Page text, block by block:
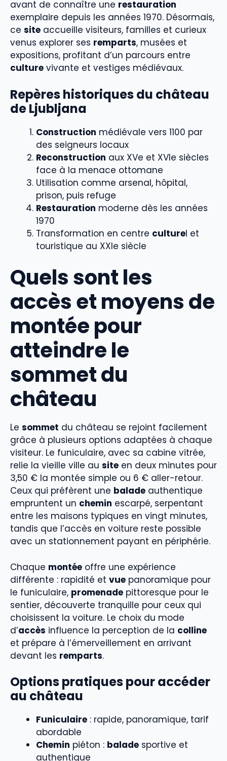
avant de connaître une restauration
exemplaire depuis les années 1970. Désormais,
ce site accueille visiteurs, familles et curieux
venus explorer ses remparts, musées et
expositions, profitant d’un parcours entre
culture vivante et vestiges médiévaux.
Repères historiques du château
de Ljubljana
Construction médiévale vers 1100 par
des seigneurs locaux
Reconstruction aux XVe et XVIe siècles
face à la menace ottomane
Utilisation comme arsenal, hôpital,
prison, puis refuge
Restauration moderne dès les années
1970
Transformation en centre culturel et
touristique au XXIe siècle
Quels sont les
accès et moyens de
montée pour
atteindre le
sommet du
château
Le sommet du château se rejoint facilement
grâce à plusieurs options adaptées à chaque
visiteur. Le funiculaire, avec sa cabine vitrée,
relie la vieille ville au site en deux minutes pour
3,50 € la montée simple ou 6 € aller-retour.
Ceux qui préfèrent une balade authentique
empruntent un chemin escarpé, serpentant
entre les maisons typiques en vingt minutes,
tandis que l’accès en voiture reste possible
avec un stationnement payant en périphérie.
Chaque montée offre une expérience
différente : rapidité et vue panoramique pour
le funiculaire, promenade pittoresque pour le
sentier, découverte tranquille pour ceux qui
choisissent la voiture. Le choix du mode
d’accès influence la perception de la colline
et prépare à l’émerveillement en arrivant
devant les remparts.
Options pratiques pour accéder
au château
Funiculaire : rapide, panoramique, tarif
abordable
Chemin piéton : balade sportive et
authentique